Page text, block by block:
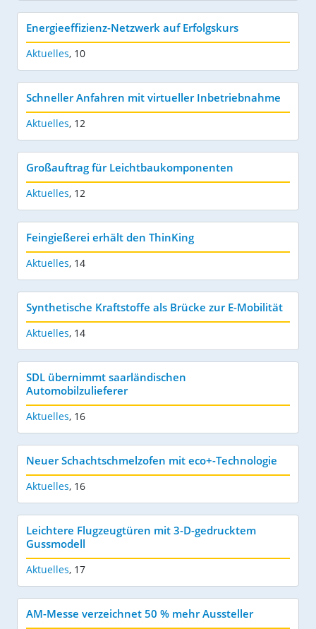
Energieeffizienz-Netzwerk auf Erfolgskurs
Aktuelles, 10
Schneller Anfahren mit virtueller Inbetriebnahme
Aktuelles, 12
Großauftrag für Leichtbaukomponenten
Aktuelles, 12
Feingießerei erhält den ThinKing
Aktuelles, 14
Synthetische Kraftstoffe als Brücke zur E-Mobilität
Aktuelles, 14
SDL übernimmt saarländischen
Automobilzulieferer
Aktuelles, 16
Neuer Schachtschmelzofen mit eco+-Technologie
Aktuelles, 16
Leichtere Flugzeugtüren mit 3-D-gedrucktem
Gussmodell
Aktuelles, 17
AM-Messe verzeichnet 50 % mehr Aussteller